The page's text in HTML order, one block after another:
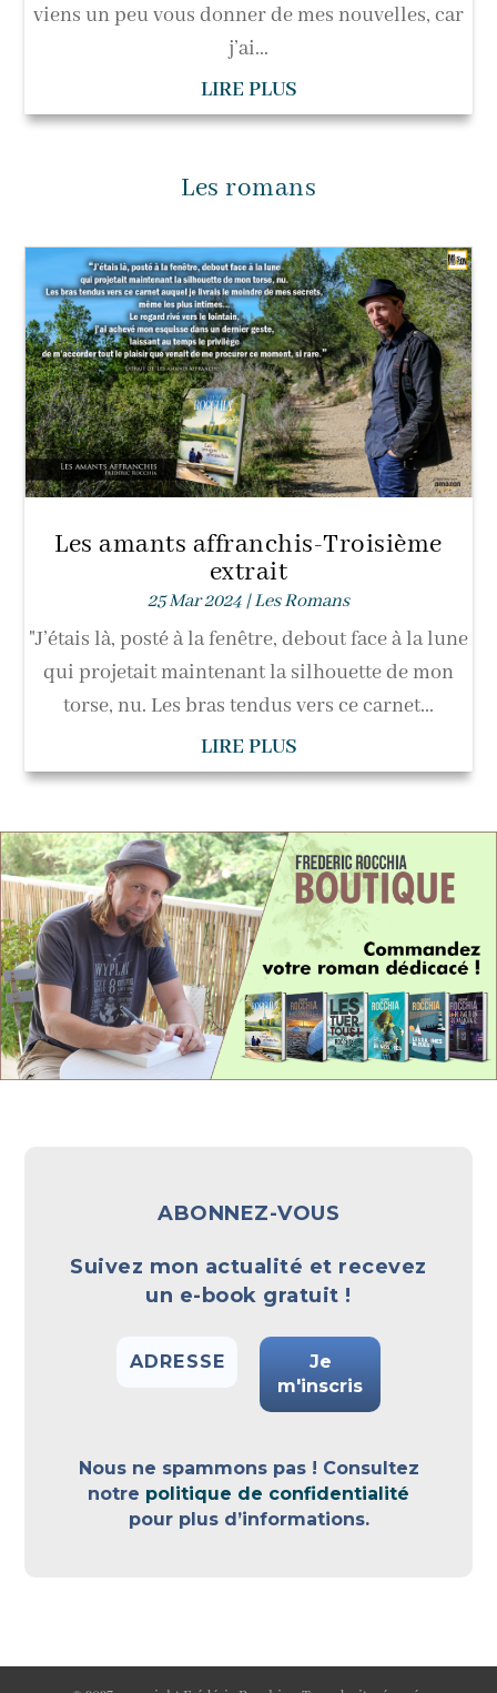
viens un peu vous donner de mes nouvelles, car
j’ai...
LIRE PLUS
Les romans
Les amants affranchis-Troisième
extrait
25 Mar 2024|Les Romans
"J’étais là, posté à la fenêtre, debout face à la lune
qui projetait maintenant la silhouette de mon
torse, nu. Les bras tendus vers ce carnet...
LIRE PLUS
ABONNEZ-VOUS
Suivez mon actualité et recevez
un e-book gratuit !
Nous ne spammons pas ! Consultez
notre politique de confidentialité
pour plus d’informations.